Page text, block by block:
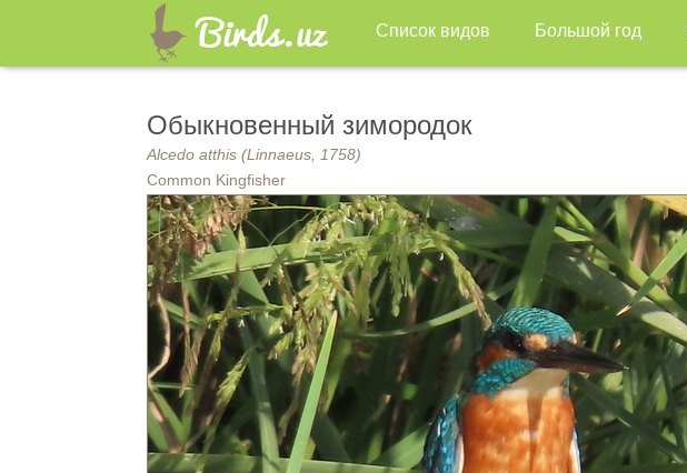
Список видов Большой год
Обыкновенный зимородок
Alcedo atthis (Linnaeus, 1758)
Common Kingfisher